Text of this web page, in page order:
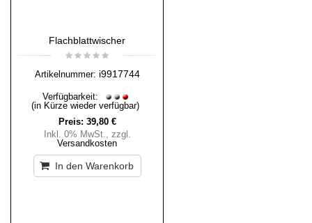
Flachblattwischer
Artikelnummer: i9917744
Verfügbarkeit:
(in Kürze wieder verfügbar)
Preis: 39,80 €
Inkl. 0% MwSt., zzgl.
Versandkosten
In den Warenkorb